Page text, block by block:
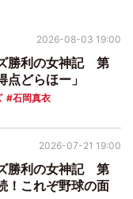
勝利の女神記 第
点どらほー」
石岡真衣
2026-08-03 19:00
勝利の女神記 第
！これぞ野球の面
2026-07-21 19:00